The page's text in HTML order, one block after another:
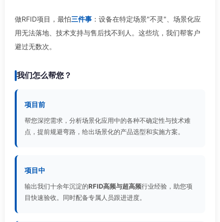
做RFID项目，最怕三件事 ：设备在特定场景"不灵"、场景化应
用无法落地、技术支持与售后找不到人。这些坑，我们帮客户
避过无数次。
我们怎么帮您？
项目前
帮您深挖需求，分析场景化应用中的各种不确定性与技术难
点，提前规避弯路，给出场景化的产品选型和实施方案。
项目中
输出我们十余年沉淀的RFID高频与超高频行业经验，助您项
目快速验收。同时配备专属人员跟进进度。